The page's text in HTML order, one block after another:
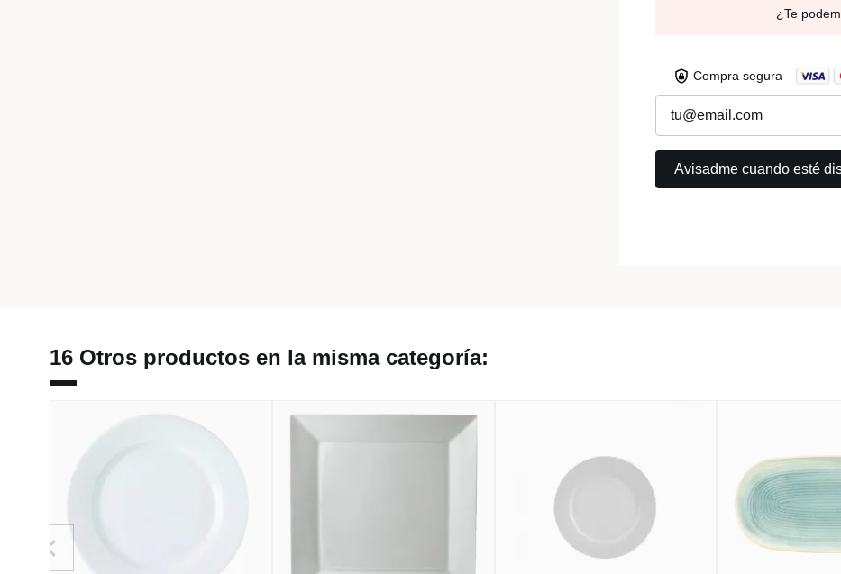
¿Te
Compra segura
16 Otros productos en la misma categoría: